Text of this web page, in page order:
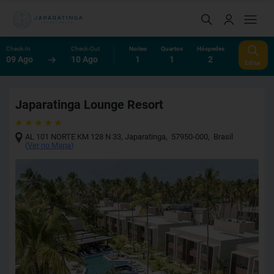
Check-In
09 Ago
Check-Out
10 Ago
Noites
1
Quartos
1
Hóspedes
2 Editar
Japaratinga Lounge Resort
AL 101 NORTE KM 128 N 33, Japaratinga, 57950-000, Brasil
(Ver no Mapa)